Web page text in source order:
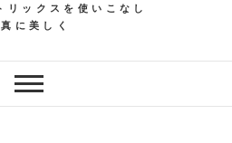
リックスを使いこなし
に美しく